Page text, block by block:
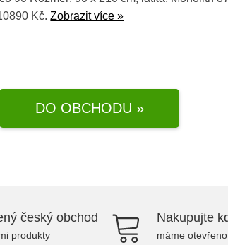
Kč.Zobrazit více »
DO OBCHODU »
český obchod
produkty
Nakupujte
máme